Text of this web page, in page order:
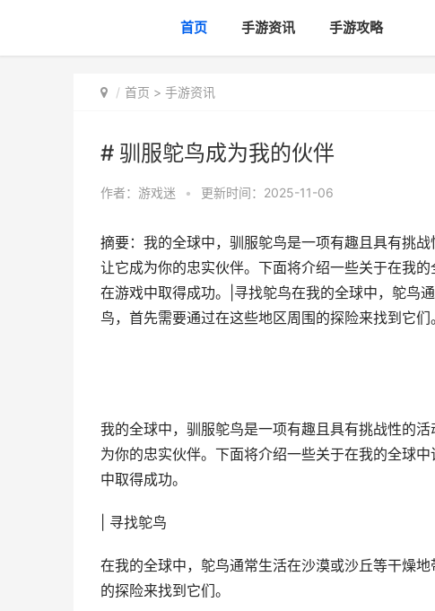
首页 手游资讯 手游攻略
首页 > 手游资讯
# 驯服鸵鸟成为我的伙伴
作者： 游戏迷 • 更新时间：2025-11-06
摘要：我的全球中，驯服鸵鸟是一项有趣且具有挑
让它成为你的忠实伙伴。下面将介绍一些关于在我
在游戏中取得成功。|寻找鸵鸟在我的全球中，鸵鸟
鸟，首先需要通过在这些地区周围的探险来找到它
我的全球中，驯服鸵鸟是一项有趣且具有挑战性的
为你的忠实伙伴。下面将介绍一些关于在我的全球
中取得成功。
| 寻找鸵鸟
在我的全球中，鸵鸟通常生活在沙漠或沙丘等干燥
的探险来找到它们。